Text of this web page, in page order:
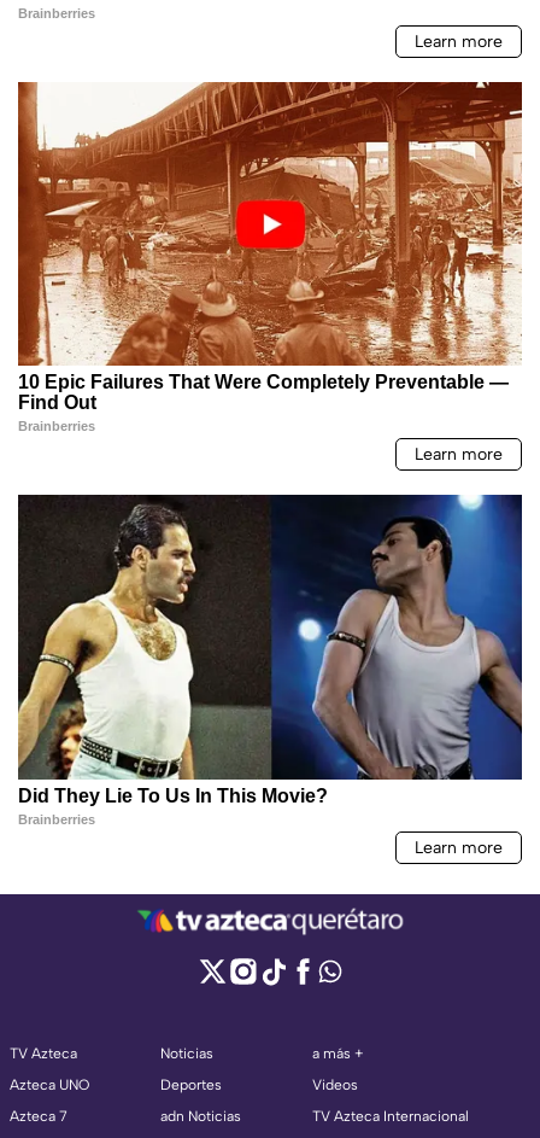
TV Azteca
Azteca UNO
Azteca 7
Noticias
Deportes
adn Noticias
a más +
Videos
TV Azteca Internacional